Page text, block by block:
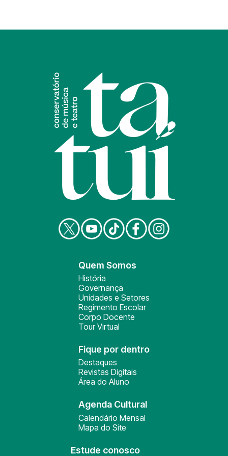
Quem Somos
História
Governança
Unidades e Setores
Regimento Escolar
Corpo Docente
Tour Virtual
Fique por dentro
Destaques
Revistas Digitais
Área do Aluno
Agenda Cultural
Calendário Mensal
Mapa do Site
Estude conosco